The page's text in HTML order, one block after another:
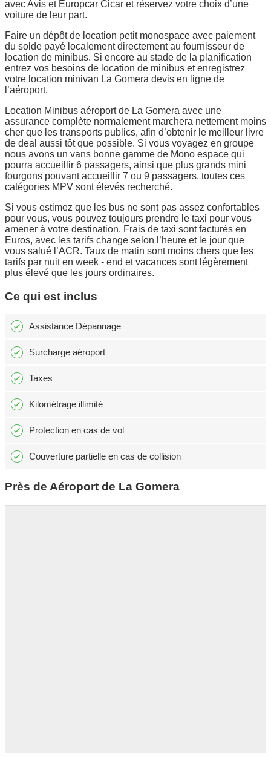
avec Avis et Europcar Cicar et réservez votre choix d’une
voiture de leur part.
Faire un dépôt de location petit monospace avec paiement
du solde payé localement directement au fournisseur de
location de minibus. Si encore au stade de la planification
entrez vos besoins de location de minibus et enregistrez
votre location minivan La Gomera devis en ligne de
l’aéroport.
Location Minibus aéroport de La Gomera avec une
assurance complète normalement marchera nettement moins
cher que les transports publics, afin d’obtenir le meilleur livre
de deal aussi tôt que possible. Si vous voyagez en groupe
nous avons un vans bonne gamme de Mono espace qui
pourra accueillir 6 passagers, ainsi que plus grands mini
fourgons pouvant accueillir 7 ou 9 passagers, toutes ces
catégories MPV sont élevés recherché.
Si vous estimez que les bus ne sont pas assez confortables
pour vous, vous pouvez toujours prendre le taxi pour vous
amener à votre destination. Frais de taxi sont facturés en
Euros, avec les tarifs change selon l’heure et le jour que
vous salué l’ACR. Taux de matin sont moins chers que les
tarifs par nuit en week - end et vacances sont légèrement
plus élevé que les jours ordinaires.
Ce qui est inclus
Assistance Dépannage
Surcharge aéroport
Taxes
Kilométrage illimité
Protection en cas de vol
Couverture partielle en cas de collision
Près de Aéroport de La Gomera